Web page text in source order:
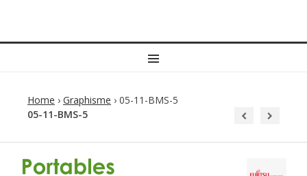
MENU
Home › Graphisme › 05-11-BMS-5
05-11-BMS-5